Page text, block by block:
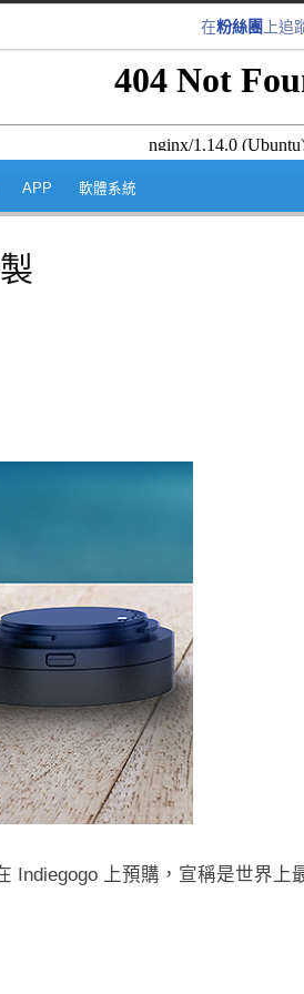
在粉絲團 上追
跳至內容區
APP 軟體系統
Indiegogo 上預購，宣稱是世界上